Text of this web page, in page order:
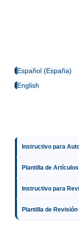
Español (España)
English
Instructivo para
Plantilla de Artículos
Instructivo para
Plantilla de Revisión